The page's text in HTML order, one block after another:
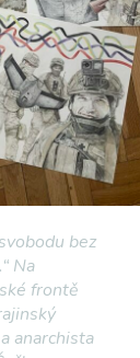
bez
Na
frontě
anarchista